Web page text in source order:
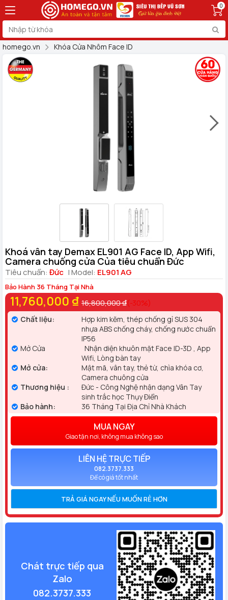
0
homego.vn Khóa Cửa Nhôm Face ID
Khoá vân tay Demax EL901 AG Face ID, App Wifi,
Camera chuống cửa Của tiêu chuẩn Đức
Tiêu chuẩn: Đức | Model: EL901 AG
Bảo Hành 36 Tháng Tại Nhà
11,760,000 ₫ 16,800,000 ₫(-30%)
Chất liệu:
Hợp kim kẽm, thép chống gỉ SUS 304
nhựa ABS chống cháy, chống nước chuẩn
IP56
Mở Cửa
Nhận diện khuôn mặt Face ID-3D , App
Wifi, Lòng bàn tay
Mở cửa:
Mật mã, vân tay, thẻ từ, chìa khóa cơ,
Camera chuông cửa
Thương hiệu :
Đức - Công Nghệ nhận dạng Vân Tay
sinh trắc học Thụy Điển
Bảo hành:
36 Tháng Tại Địa Chỉ Nhà Khách
MUA NGAY
Giao tận nơi, không mua không sao
LIÊN HỆ TRỰC TIẾP
082.3737.333
Để có giá tốt nhất
TRẢ GIÁ NGAY NẾU MUỐN RẺ HƠN
Chát trực tiếp qua
Zalo
082.3737.333